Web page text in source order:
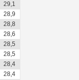
29,1
28,9
28,8
28,6
28,5
28,5
28,4
28,4